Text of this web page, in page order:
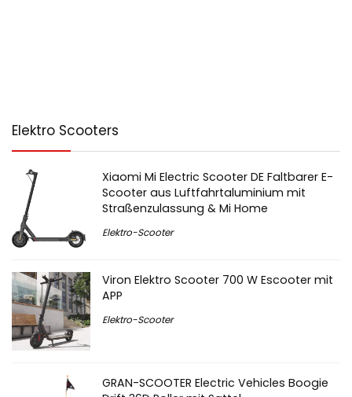
Elektro Scooters
Xiaomi Mi Electric Scooter DE Faltbarer E-
Scooter aus Luftfahrtaluminium mit
Straßenzulassung & Mi Home
Elektro-Scooter
Viron Elektro Scooter 700 W Escooter mit
APP
Elektro-Scooter
GRAN-SCOOTER Electric Vehicles Boogie